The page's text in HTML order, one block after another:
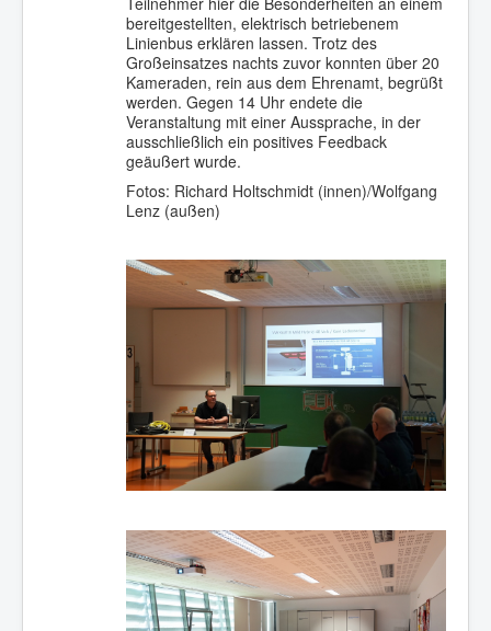
bereitgestellten, elektrisch betriebenem
Linienbus erklären lassen. Trotz des
Großeinsatzes nachts zuvor konnten über 20
Kameraden, rein aus dem Ehrenamt, begrüßt
werden. Gegen 14 Uhr endete die
Veranstaltung mit einer Aussprache, in der
ausschließlich ein positives Feedback
geäußert wurde.
Fotos: Richard Holtschmidt (innen)/Wolfgang
Lenz (außen)